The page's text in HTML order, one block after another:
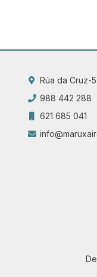
Rúa da Cruz-
988 442 288
621 685 041